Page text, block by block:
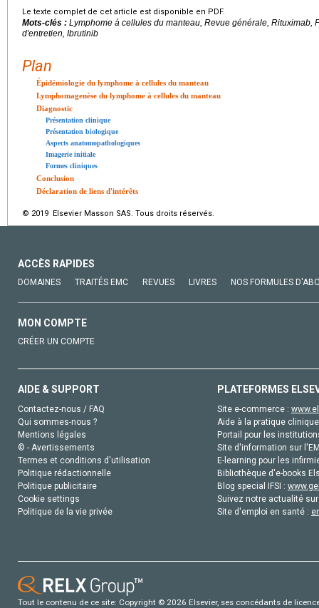
Le texte complet de cet article est disponible en PDF.
Mots-clés : Lymphome à cellules du manteau, Revue générale, Rituximab,
d'entretien, Ibrutinib
Plan
Épidémiologie du lymphome à cellules du manteau
Lymphomagenèse du lymphome à cellules du manteau
Diagnostic
Présentation clinique
Présentation biologique
Aspects anatomopathologiques
Imagerie initiale
Formes cliniques
Conclusion
Déclaration de liens d'intérêts
© 2019 Elsevier Masson SAS. Tous droits réservés.
ACCÈS RAPIDES
DOMAINES TRAITÉS EMC REVUES LIVRES NOS FORMULES
MON COMPTE
CRÉER UN COMPTE
AIDE & SUPPORT
Contactez-nous / FAQ
Qui sommes-nous ?
Mentions légales
© - Avertissements
Termes et conditions d'utilisation
Politique rédactionnelle
Politique publicitaire
Cookie settings
Politique de la vie privée
PLATEFORMES
Site e-commerce :
Aide à la pratique
Portail pour les
Site d'information sur
E-learning pour les
Bibliothèque d'e-books
Blog special IFSI :
Suivez notre actualité
Site d'emploi en santé :
Tout le contenu de ce site: Copyright © 2026 Elsevier, ses concédants de